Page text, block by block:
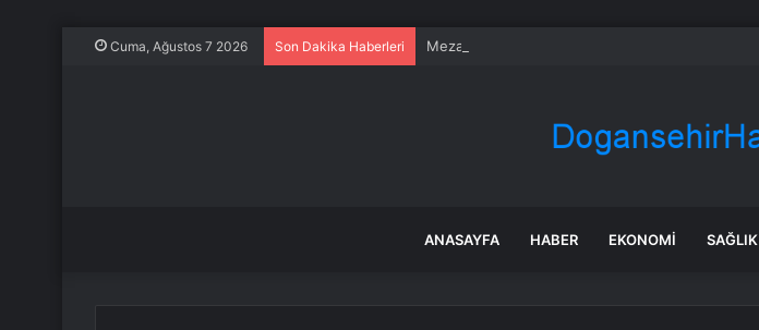
Cuma, Ağustos 7 2026 Son Dakika Haberleri Mezarlık katliamının perde arkası ortaya çıktı
ANASAYFA HABER EKONOMI SAĞLIK